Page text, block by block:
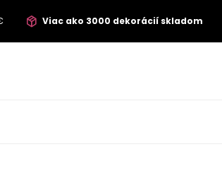
Viac ako 3000 dekorácií skladom